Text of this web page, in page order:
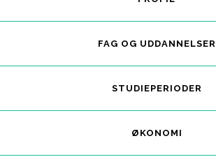
FAG OG UDDANNELSER
STUDIEPERIODER
ØKONOMI